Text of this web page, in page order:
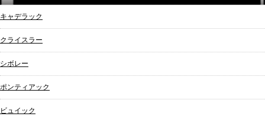
キャデラック
クライスラー
シボレー
ポンティアック
ビュイック